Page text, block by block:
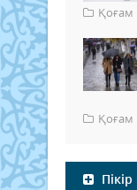
Қоғам
Қоғам